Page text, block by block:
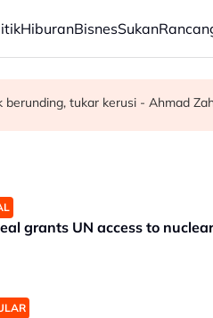
HiburanBisnesSukan
plasma sendiri dalam
dijangka selesai pertengahan
berunding, tukar kerusi - Ahmad
grants UN access to